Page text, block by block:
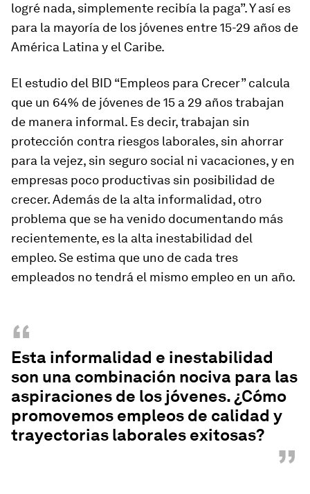
logré nada, simplemente recibía la paga”. Y así es
para la mayoría de los jóvenes entre 15-29 años de
América Latina y el Caribe.
El estudio del BID “Empleos para Crecer” calcula
que un 64% de jóvenes de 15 a 29 años trabajan
de manera informal. Es decir, trabajan sin
protección contra riesgos laborales, sin ahorrar
para la vejez, sin seguro social ni vacaciones, y en
empresas poco productivas sin posibilidad de
crecer. Además de la alta informalidad, otro
problema que se ha venido documentando más
recientemente, es la alta inestabilidad del
empleo. Se estima que uno de cada tres
empleados no tendrá el mismo empleo en un año.
“
Esta informalidad e inestabilidad
son una combinación nociva para las
aspiraciones de los jóvenes. ¿Cómo
promovemos empleos de calidad y
trayectorias laborales exitosas?
”